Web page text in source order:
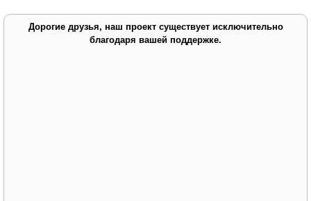
Дорогие друзья, наш проект существует исключительно
благодаря вашей поддержке.